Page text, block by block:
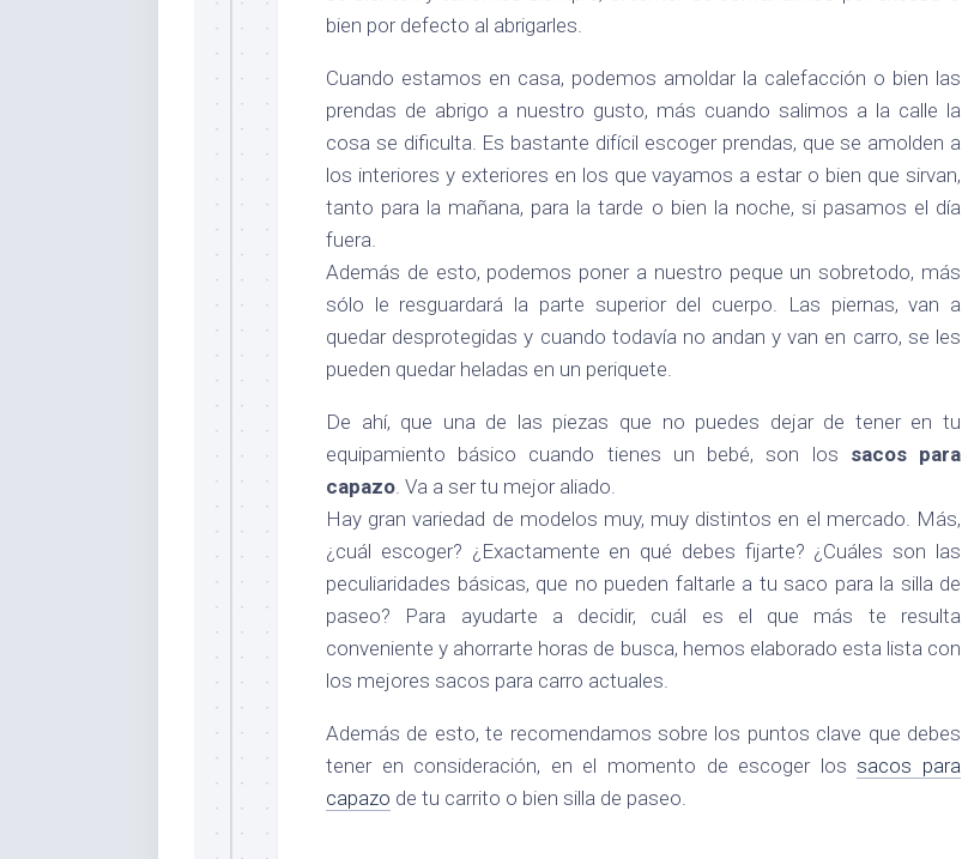
bien por defecto al abrigarles.
Cuando estamos en casa, podemos amoldar la calefacción o bien las
prendas de abrigo a nuestro gusto, más cuando salimos a la calle la
cosa se dificulta. Es bastante difícil escoger prendas, que se amolden a
los interiores y exteriores en los que vayamos a estar o bien que sirvan,
tanto para la mañana, para la tarde o bien la noche, si pasamos el día
fuera.
Además de esto, podemos poner a nuestro peque un sobretodo, más
sólo le resguardará la parte superior del cuerpo. Las piernas, van a
quedar desprotegidas y cuando todavía no andan y van en carro, se les
pueden quedar heladas en un periquete.
De ahí, que una de las piezas que no puedes dejar de tener en tu
equipamiento básico cuando tienes un bebé, son los sacos para
capazo. Va a ser tu mejor aliado.
Hay gran variedad de modelos muy, muy distintos en el mercado. Más,
¿cuál escoger? ¿Exactamente en qué debes fijarte? ¿Cuáles son las
peculiaridades básicas, que no pueden faltarle a tu saco para la silla de
paseo? Para ayudarte a decidir, cuál es el que más te resulta
conveniente y ahorrarte horas de busca, hemos elaborado esta lista con
los mejores sacos para carro actuales.
Además de esto, te recomendamos sobre los puntos clave que debes
tener en consideración, en el momento de escoger lossacos para
capazo de tu carrito o bien silla de paseo.